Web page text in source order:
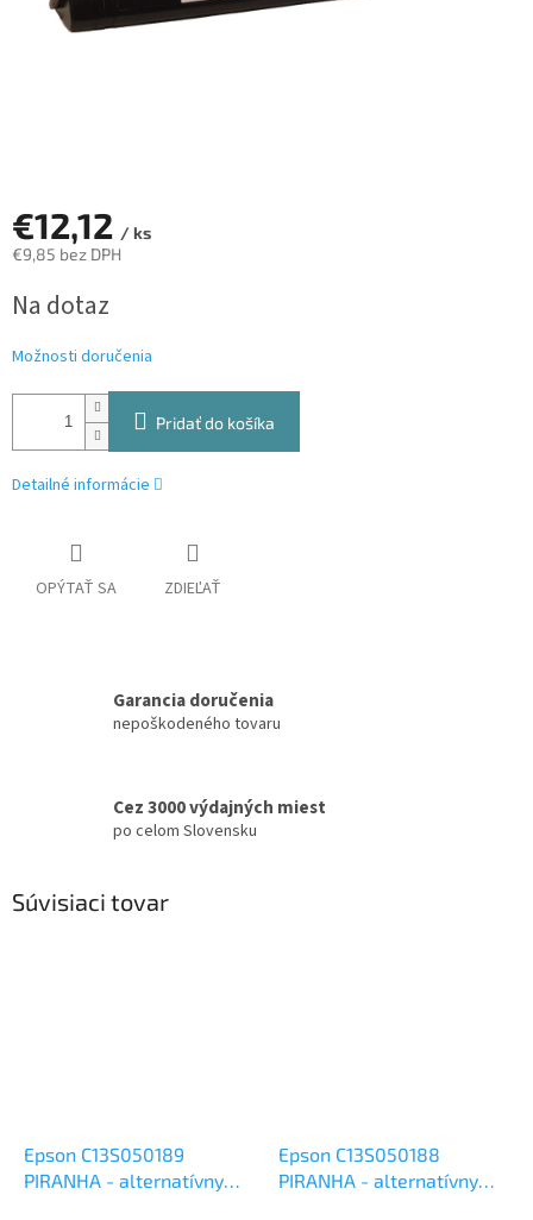
€12,12 / ks
€9,85 bez DPH
cena:
Na dotaz
Možnosti doručenia
Pridať do košíka
Detailné informácie
OPÝTAŤ SA ZDIEĽAŤ
Garancia doručenia
nepoškodeného tovaru
Cez 3000 výdajných miest
po celom Slovensku
Súvisiaci tovar
Epson C13S050189
PIRANHA - alternatívny
Epson C13S050188
PIRANHA - alternatívny